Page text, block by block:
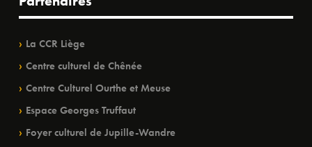
La CCR Liège
Centre culturel de Chênée
Centre Culturel Ourthe et Meuse
Espace Georges Truffaut
Foyer culturel de Jupille-Wandre